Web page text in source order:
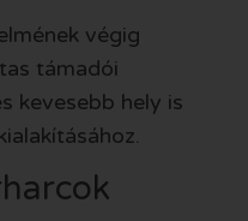
végig
támadói
kevesebb hely is